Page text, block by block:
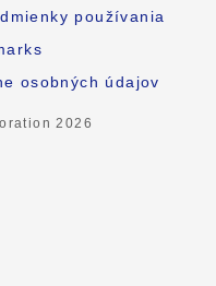
používania
osobných údajov
2026